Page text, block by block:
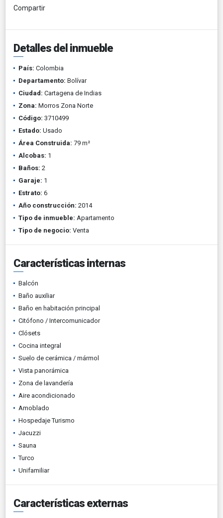
Compartir
Detalles del inmueble
País: Colombia
Departamento: Bolívar
Ciudad: Cartagena de Indias
Zona: Morros Zona Norte
Código: 3710499
Estado: Usado
Área Construida: 79 m²
Alcobas: 1
Baños: 2
Garaje: 1
Estrato: 6
Año construcción: 2014
Tipo de inmueble: Apartamento
Tipo de negocio: Venta
Características internas
Balcón
Baño auxiliar
Baño en habitación principal
Citófono / Intercomunicador
Clósets
Cocina integral
Suelo de cerámica / mármol
Vista panorámica
Zona de lavandería
Aire acondicionado
Amoblado
Hospedaje Turismo
Jacuzzi
Sauna
Turco
Unifamiliar
Características externas